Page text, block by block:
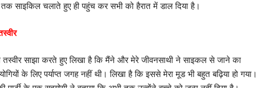
साइकिल चलाते हुए ही पहुंच कर सभी को हैरात में डाल दिया है।
तस्वीर साझा करते हुए लिखा है कि मैंने और मेरे जीवनसाथी ने साइकल से जाने का
के लिए पर्याप्त जगह नहीं थी। लिखा है कि इससे मेरा मूड भी बहुत बढ़िया हो गया।